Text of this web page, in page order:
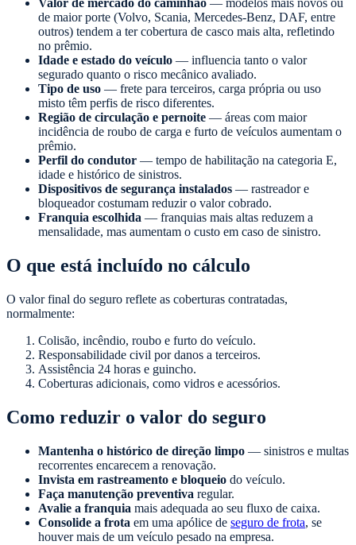
Valor de mercado do caminhão — modelos mais novos ou
de maior porte (Volvo, Scania, Mercedes-Benz, DAF, entre
outros) tendem a ter cobertura de casco mais alta, refletindo
no prêmio.
Idade e estado do veículo — influencia tanto o valor
segurado quanto o risco mecânico avaliado.
Tipo de uso — frete para terceiros, carga própria ou uso
misto têm perfis de risco diferentes.
Região de circulação e pernoite — áreas com maior
incidência de roubo de carga e furto de veículos aumentam o
prêmio.
Perfil do condutor — tempo de habilitação na categoria E,
idade e histórico de sinistros.
Dispositivos de segurança instalados — rastreador e
bloqueador costumam reduzir o valor cobrado.
Franquia escolhida — franquias mais altas reduzem a
mensalidade, mas aumentam o custo em caso de sinistro.
O que está incluído no cálculo
O valor final do seguro reflete as coberturas contratadas,
normalmente:
Colisão, incêndio, roubo e furto do veículo.
Responsabilidade civil por danos a terceiros.
Assistência 24 horas e guincho.
Coberturas adicionais, como vidros e acessórios.
Como reduzir o valor do seguro
Mantenha o histórico de direção limpo — sinistros e multas
recorrentes encarecem a renovação.
Invista em rastreamento e bloqueio do veículo.
Faça manutenção preventiva regular.
Avalie a franquia mais adequada ao seu fluxo de caixa.
Consolide a frota em uma apólice de seguro de frota, se
houver mais de um veículo pesado na empresa.